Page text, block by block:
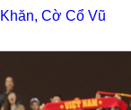
Cờ Cổ Vũ